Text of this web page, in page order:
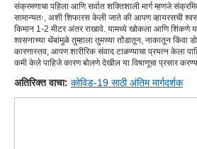
संक्रमणाचा पहिला आणि सर्वात शक्तिशाली मार्ग म्हणजे
सामान्यतः, अशी शिफारस केली जाते की आपण व्हायरसची
किमान 1-2 मीटर अंतर राखावे. यामध्ये खोकला आणि शिंकणे
श्वसनाच्या थेंबांमुळे तुम्हाला तुमच्या तोंडातून, नाकातून किंवा
कारणास्तव, आपण शारीरिक संवाद टाळण्याचा प्रयत्न केला
कमी केले पाहिजे कारण बोलणे देखील या विषाणूचा प्रसार
अतिरिक्त वाचा: कोविड-19 साठी अंतिम मार्गदर्शक